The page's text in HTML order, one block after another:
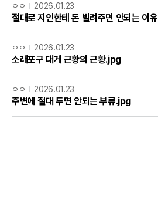
ㅇㅇ 2026.01.23
절대로 지인한테 돈 빌려주면 안되는 이유
ㅇㅇ 2026.01.23
소래포구 대게 근황의 근황.jpg
ㅇㅇ 2026.01.23
주변에 절대 두면 안되는 부류.jpg